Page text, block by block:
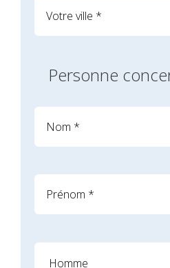
Personne